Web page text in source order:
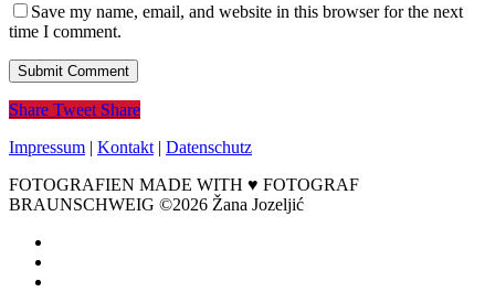
Save my name, email, and website in this browser for the next
time I comment.
Share Tweet Share
Impressum | Kontakt | Datenschutz
FOTOGRAFIEN MADE WITH ♥ FOTOGRAF
BRAUNSCHWEIG ©2026 Žana Jozeljić